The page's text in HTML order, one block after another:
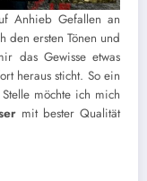
Anhieb Gefallen an
den ersten Tönen und
das Gewisse etwas
heraus sticht. So ein
möchte ich mich
mit bester Qualität